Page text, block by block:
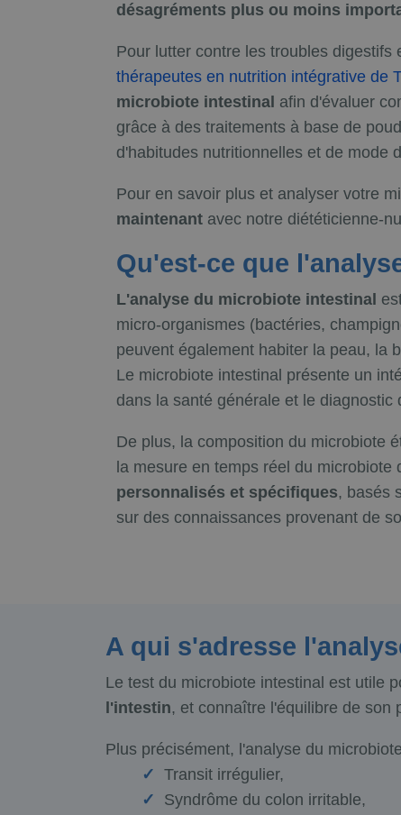
désagréments plus ou moins
Pour lutter contre les troubles digestifs
thérapeutes en nutrition intégrative de
microbiote intestinal afin d'évaluer
grâce à des traitements à base de
d'habitudes nutritionnelles et de mode
Pour en savoir plus et analyser votre
maintenant avec notre diététicienne-
Qu'est-ce que
L'analyse du microbiote intestinal
micro-organismes (bactéries,
peuvent également habiter la peau, la
Le microbiote intestinal présente un
dans la santé générale et le diagnostic
De plus, la composition du microbiote
la mesure en temps réel du microbiote
personnalisés et spécifiques, basés
sur des connaissances provenant de
A qui s'adresse
Le test du microbiote intestinal est utile
l'intestin, et connaître l'équilibre de son
Plus précisément, l'analyse du
Transit irrégulier,
Syndrôme du colon irritable,